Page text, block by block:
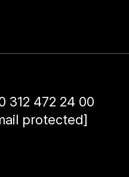
312 472 24 00
protected]